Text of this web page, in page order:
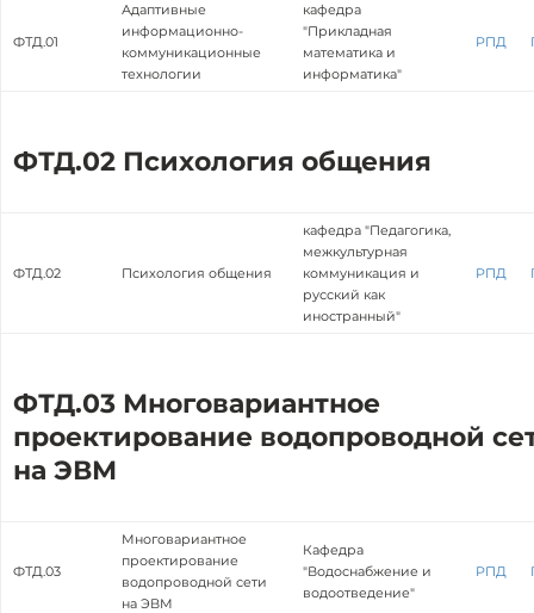
ФТД.01
Адаптивные
информационно-
коммуникационные
технологии
кафедра
"Прикладная
математика и
информатика"
РПД
ФТД.02 Психология общения
ФТД.02 Психология общения
кафедра "Педагогика,
межкультурная
коммуникация и
русский как
иностранный"
РПД
ФТД.03 Многовариантное
проектирование водопроводной
на ЭВМ
ФТД.03
Многовариантное
проектирование
водопроводной сети
на ЭВМ
Кафедра
"Водоснабжение и
водоотведение"
РПД